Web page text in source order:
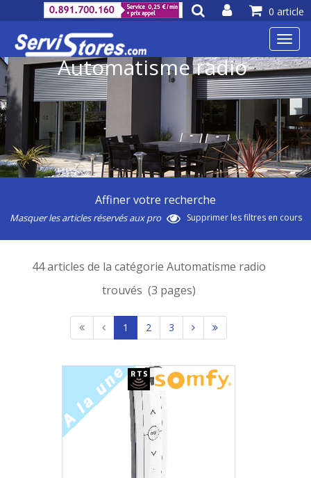
0 article
Automatisme radio
Affiner votre recherche
Masquer les articles réservés aux pro Supprimer les filtres en cours
44 articles de la catégorie Automatisme radio
trouvés (3 pages)
1 2 3